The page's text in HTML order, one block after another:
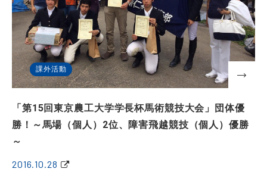
課外活動
「第15回東京農工大学学長杯馬術競技大会」団体優
勝！～馬場（個人）2位、障害飛越競技（個人）優勝
～
2016.10.28